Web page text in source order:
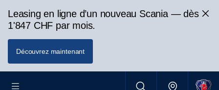
Leasing en ligne d’un nouveau Scania — dès
1'847 CHF par mois.
Découvrez maintenant